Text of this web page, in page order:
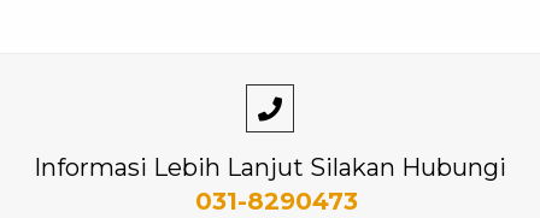
Informasi Lebih Lanjut Silakan Hubungi
031-8290473